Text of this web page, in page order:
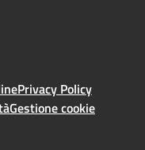
Privacy Policy
Gestione cookie